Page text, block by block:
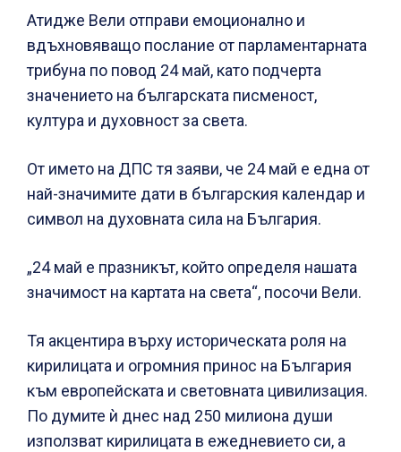
Атидже Вели отправи емоционално и
вдъхновяващо послание от парламентарната
трибуна по повод 24 май, като подчерта
значението на българската писменост,
култура и духовност за света.
От името на ДПС тя заяви, че 24 май е една от
най-значимите дати в българския календар и
символ на духовната сила на България.
„24 май е празникът, който определя нашата
значимост на картата на света“, посочи Вели.
Тя акцентира върху историческата роля на
кирилицата и огромния принос на България
към европейската и световната цивилизация.
По думите ѝ днес над 250 милиона души
използват кирилицата в ежедневието си, а